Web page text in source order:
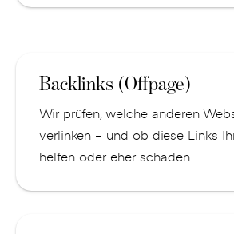
Backlinks (Offpage)
Wir prüfen, welche anderen
verlinken – und ob diese Links
helfen oder eher schaden.